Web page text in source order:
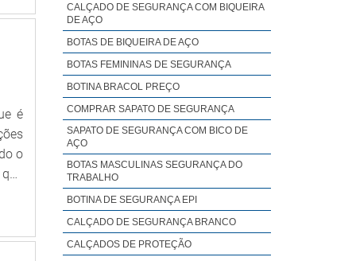
é
é
o
e
CALÇADO DE SEGURANÇA COM BIQUEIRA
DE AÇO
BOTAS DE BIQUEIRA DE AÇO
BOTAS FEMININAS DE SEGURANÇA
BOTINA BRACOL PREÇO
COMPRAR SAPATO DE SEGURANÇA
SAPATO DE SEGURANÇA COM BICO DE
AÇO
BOTAS MASCULINAS SEGURANÇA DO
TRABALHO
BOTINA DE SEGURANÇA EPI
CALÇADO DE SEGURANÇA BRANCO
CALÇADOS DE PROTEÇÃO